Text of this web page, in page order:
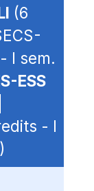
(6
I sem.
ESS
- I